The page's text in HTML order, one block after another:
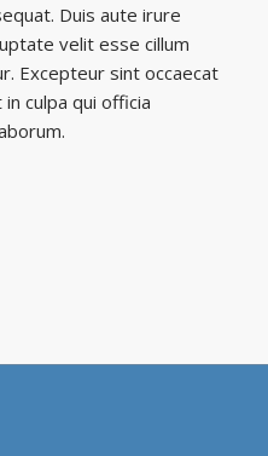
Duis aute irure
velit esse cillum
Excepteur sint occaecat
culpa qui officia